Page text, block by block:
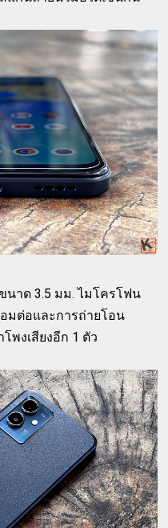
นาด 3.5 มม. ไมโครโฟน
มต่อและการถ่ายโอน
พงเสียงอีก 1 ตัว